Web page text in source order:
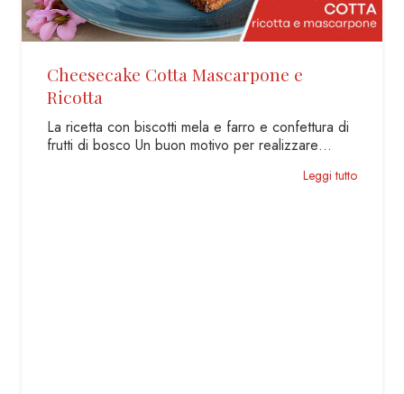
Torta di nocciole senza glutine e
senza latte
Un dolce tipico piemontese che racchiude in sé
tutto il sapore della NOCCIOLA TONDA